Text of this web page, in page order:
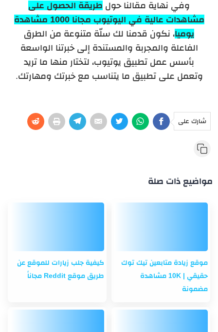
وفي نهاية مقالنا حول طريقة الحصول على
مشاهدات عالية في اليوتيوب مجانا 1000 مشاهدة
يوميا، نكون قدمنا لك سلّة متنوعة من الطرق
الفاعلة والمجربة والمستندة إلى خبرتنا الواسعة
بأسس عمل تطبيق يوتيوب، لتختار منها ما تريد
وتعمل على تطبيق ما يتناسب مع خبرتك ومهارتك.
شارك على
مواضيع ذات صلة
موقع زيادة متابعين تيك توك
حقيقي | 10K مشاهدة
مضمونة
كيفية جلب زيارات للموقع عن
طريق موقع Reddit مجاناً